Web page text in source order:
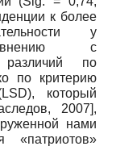
к более
у
с
различий по
по критерию
который
2007],
нами
«патриотов»